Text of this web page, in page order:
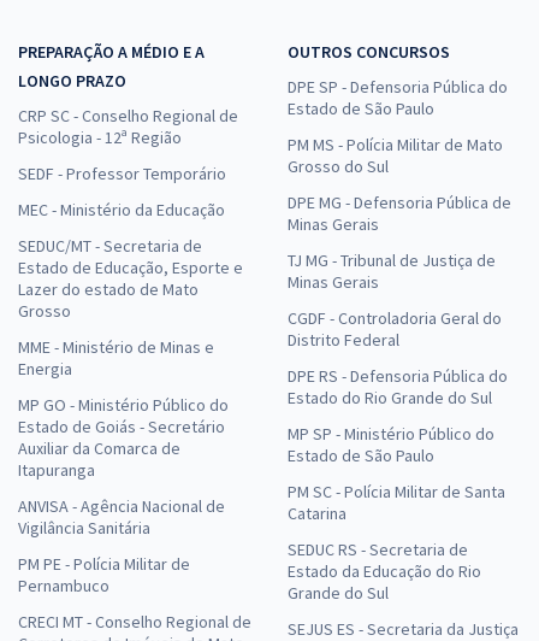
PREPARAÇÃO A MÉDIO E A
LONGO PRAZO
CRP SC - Conselho Regional de
Psicologia - 12ª Região
SEDF - Professor Temporário
MEC - Ministério da Educação
SEDUC/MT - Secretaria de
Estado de Educação, Esporte e
Lazer do estado de Mato
Grosso
MME - Ministério de Minas e
Energia
MP GO - Ministério Público do
Estado de Goiás - Secretário
Auxiliar da Comarca de
Itapuranga
ANVISA - Agência Nacional de
Vigilância Sanitária
PM PE - Polícia Militar de
Pernambuco
CRECI MT - Conselho Regional de
OUTROS CONCURSOS
DPE SP - Defensoria Pública do
Estado de São Paulo
PM MS - Polícia Militar de Mato
Grosso do Sul
DPE MG - Defensoria Pública de
Minas Gerais
TJ MG - Tribunal de Justiça de
Minas Gerais
CGDF - Controladoria Geral do
Distrito Federal
DPE RS - Defensoria Pública do
Estado do Rio Grande do Sul
MP SP - Ministério Público do
Estado de São Paulo
PM SC - Polícia Militar de Santa
Catarina
SEDUC RS - Secretaria de
Estado da Educação do Rio
Grande do Sul
SEJUS ES - Secretaria da Justiça